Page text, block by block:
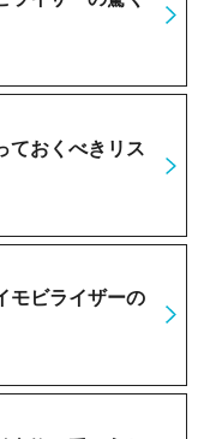
ておくべきリス
モビライザーの